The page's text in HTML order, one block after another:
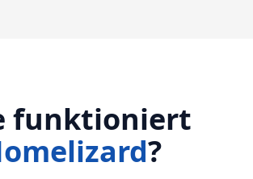
funktioniert
?